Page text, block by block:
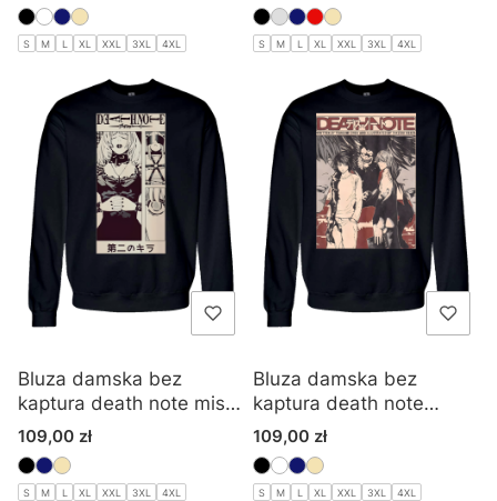
S M L XL XXL 3XL 4XL S M L XL XXL 3XL 4XL
Bluza damska bez
kaptura death note misa
amane
Cena
109,00 zł
S M L XL XXL 3XL 4XL
Bluza damska bez
kaptura death note
anime
Cena
109,00 zł
S M L XL XXL 3XL 4XL